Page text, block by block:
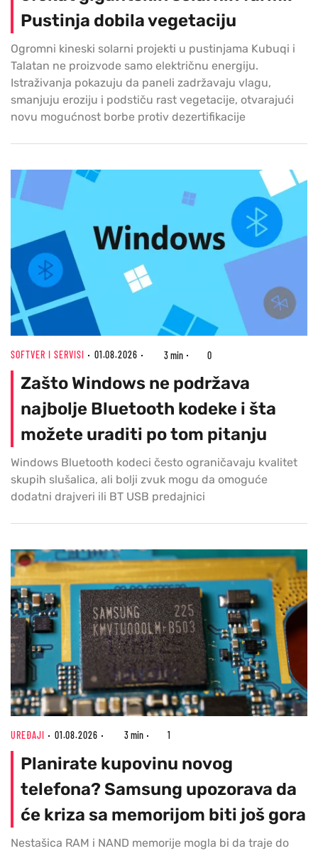
Pustinja dobila vegetaciju
Ogromni kineski solarni projekti u pustinjama Kubuqi i
Talatan ne proizvode samo električnu energiju.
Istraživanja pokazuju da paneli zadržavaju vlagu,
smanjuju eroziju i podstiču rast vegetacije, otvarajući
novu mogućnost borbe protiv dezertifikacije
SOFTVER I SERVISI 01.08.2026 3 min 0
Zašto Windows ne podržava
najbolje Bluetooth kodeke i šta
možete uraditi po tom pitanju
Windows Bluetooth kodeci često ograničavaju kvalitet
skupih slušalica, ali bolji zvuk mogu da omoguće
dodatni drajveri ili BT USB predajnici
UREĐAJI 01.08.2026 3 min 1
Planirate kupovinu novog
telefona? Samsung upozorava da
će kriza sa memorijom biti još gora
Nestašica RAM i NAND memorije mogla bi da traje do